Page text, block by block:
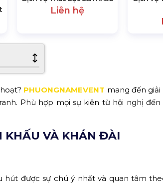
Liên hệ
PHUONGNAMEVENT mang đến
Phù hợp mọi sự kiện từ hội nghị đến
KHẤU VÀ KHÁN ĐÀI
hút được sự chú ý nhất và quan tâm